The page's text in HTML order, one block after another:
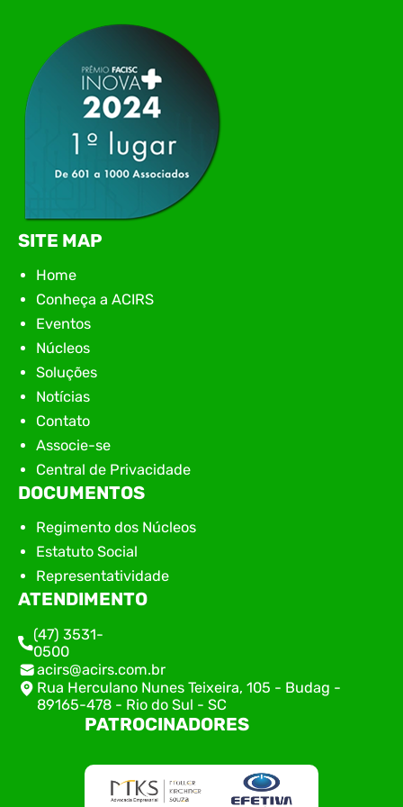
apresentação de novas iniciativas para o setor. O
encontro aconteceu em Rio…
SITE MAP
Home
Conheça a ACIRS
Eventos
Núcleos
Soluções
Notícias
Contato
Associe-se
Central de Privacidade
DOCUMENTOS
Regimento dos Núcleos
Estatuto Social
Representatividade
ATENDIMENTO
(47) 3531-
0500
acirs@acirs.com.br
Rua Herculano Nunes Teixeira, 105 - Budag -
89165-478 - Rio do Sul - SC
PATROCINADORES